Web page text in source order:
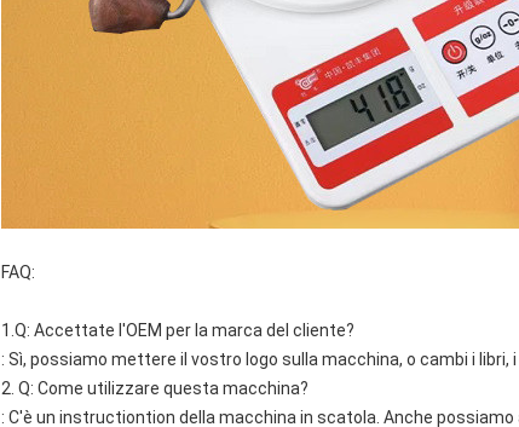
FAQ:
1.Q: Accettate l'OEM per la marca del cliente?
: Sì, possiamo mettere il vostro logo sulla macchina, o cambi i libri,
2. Q: Come utilizzare questa macchina?
: C'è un instructiontion della macchina in scatola. Anche